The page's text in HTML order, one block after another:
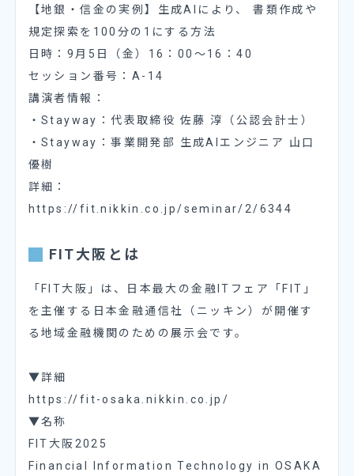
【地銀・信金の実例】生成AIにより、 書類作成や
規定探索を100分の1にする方法
日時：9月5日（金）16：00〜16：40
セッション番号：A-14
講演者情報：
・Stayway：代表取締役 佐藤 淳（公認会計士）
・Stayway：事業開発部 生成AIエンジニア 山口
優樹
詳細：
https://fit.nikkin.co.jp/seminar/2/6344
FIT大阪とは
「FIT大阪」は、日本最大の金融ITフェア「FIT」
を主催する日本金融通信社（ニッキン）が開催す
る地域金融機関のための展示会です。
▼詳細
https://fit-osaka.nikkin.co.jp/
▼名称
FIT大阪2025
Financial Information Technology in OSAKA